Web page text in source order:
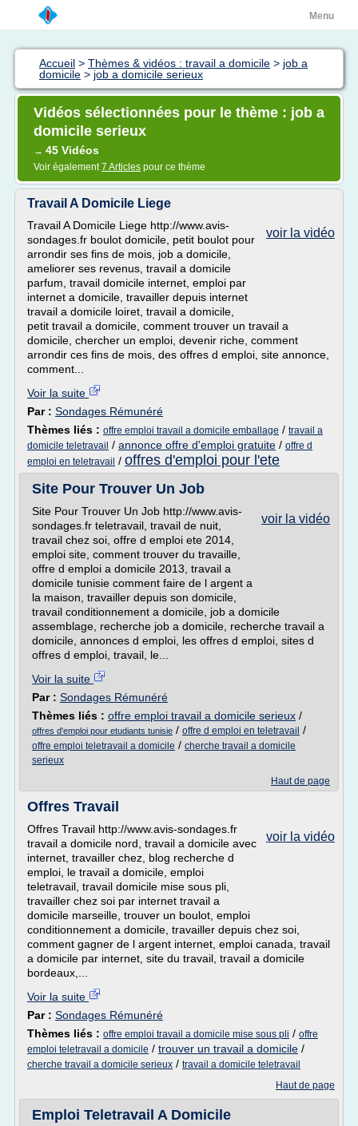
Menu
Accueil > Thèmes & vidéos : travail a domicile > job a
domicile > job a domicile serieux
Vidéos sélectionnées pour le thème : job a
domicile serieux
→ 45 Vidéos
Voir également7 Articles pour ce thème
Travail A Domicile Liege
voir la vidéo
Travail A Domicile Liege http://www.avis-
sondages.fr boulot domicile, petit boulot pour
arrondir ses fins de mois, job a domicile,
ameliorer ses revenus, travail a domicile
parfum, travail domicile internet, emploi par
internet a domicile, travailler depuis internet
travail a domicile loiret, travail a domicile,
petit travail a domicile, comment trouver un travail a
domicile, chercher un emploi, devenir riche, comment
arrondir ces fins de mois, des offres d emploi, site annonce,
comment...
Voir la suite
Par : Sondages Rémunéré
Thèmes liés : offre emploi travail a domicile emballage / travail a
domicile teletravail / annonce offre d'emploi gratuite / offre d
emploi en teletravail / offres d'emploi pour l'ete
Site Pour Trouver Un Job
voir la vidéo
Site Pour Trouver Un Job http://www.avis-
sondages.fr teletravail, travail de nuit,
travail chez soi, offre d emploi ete 2014,
emploi site, comment trouver du travaille,
offre d emploi a domicile 2013, travail a
domicile tunisie comment faire de l argent a
la maison, travailler depuis son domicile,
travail conditionnement a domicile, job a domicile
assemblage, recherche job a domicile, recherche travail a
domicile, annonces d emploi, les offres d emploi, sites d
offres d emploi, travail, le...
Voir la suite
Par : Sondages Rémunéré
Thèmes liés : offre emploi travail a domicile serieux /
offres d'emploi pour etudiants tunisie / offre d emploi en teletravail /
offre emploi teletravail a domicile / cherche travail a domicile
serieux
Haut de page
Offres Travail
voir la vidéo
Offres Travail http://www.avis-sondages.fr
travail a domicile nord, travail a domicile avec
internet, travailler chez, blog recherche d
emploi, le travail a domicile, emploi
teletravail, travail domicile mise sous pli,
travailler chez soi par internet travail a
domicile marseille, trouver un boulot, emploi
conditionnement a domicile, travailler depuis chez soi,
comment gagner de l argent internet, emploi canada, travail
a domicile par internet, site du travail, travail a domicile
bordeaux,...
Voir la suite
Par : Sondages Rémunéré
Thèmes liés : offre emploi travail a domicile mise sous pli / offre
emploi teletravail a domicile / trouver un travail a domicile /
cherche travail a domicile serieux / travail a domicile teletravail
Haut de page
Emploi Teletravail A Domicile